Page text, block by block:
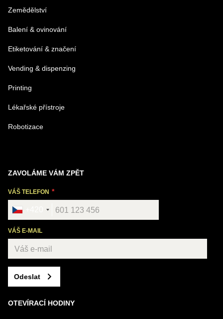
Zemědělství
Balení & ovinování
Etiketování & značení
Vending & dispenzing
Printing
Lékařské přístroje
Robotizace
ZAVOLÁME VÁM ZPĚT
VÁŠ TELEFON
VÁŠ E-MAIL
Odeslat
OTEVÍRACÍ HODINY